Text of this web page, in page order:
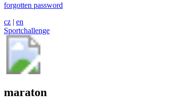
forgotten password
cz | en
Sportchallenge
maraton